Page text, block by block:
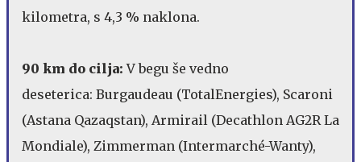
kilometra, s 4,3 % naklona.
90 km do cilja:V begu še vedno
deseterica: Burgaudeau (TotalEnergies), Scaroni
(Astana Qazaqstan), Armirail (Decathlon AG2R La
Mondiale), Zimmerman (Intermarché-Wanty),